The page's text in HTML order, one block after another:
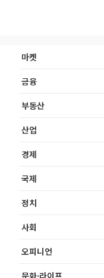
마켓
금융
부동산
산업
경제
국제
정치
사회
오피니언
문화·라이프